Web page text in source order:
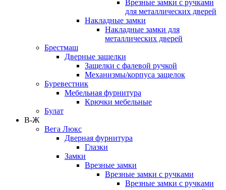
Врезные замки с ручками
для металлических дверей
Накладные замки
Накладные замки для
металлических дверей
Брестмаш
Дверные защелки
Защелки с фалевой ручкой
Механизмы/корпуса защелок
Буревестник
Мебельная фурнитура
Крючки мебельные
Булат
В-Ж
Вега Люкс
Дверная фурнитура
Глазки
Замки
Врезные замки
Врезные замки с ручками
Врезные замки с ручками